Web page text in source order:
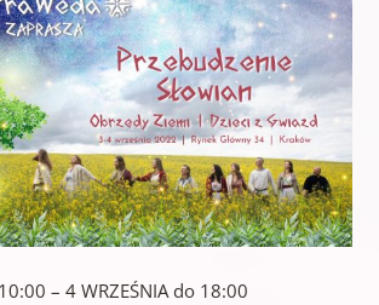
– 4 WRZEŚNIA do 18:00